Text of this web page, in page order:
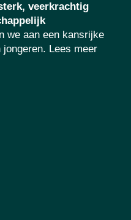
veerkrachtig
we aan een kansrijke
Lees meer